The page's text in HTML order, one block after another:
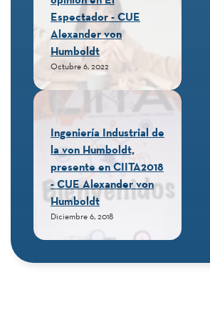
Espectador - CUE
Alexander von
Humboldt
Octubre 6, 2022
Ingeniería Industrial de
la von Humboldt,
presente en CIITA2018
- CUE Alexander von
Humboldt
Diciembre 6, 2018